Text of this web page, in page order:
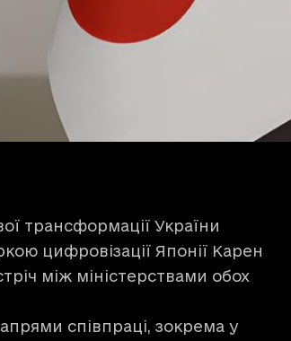
трансформації України
цифровізації Японії Карен
між міністерствами обох
співпраці, зокрема у